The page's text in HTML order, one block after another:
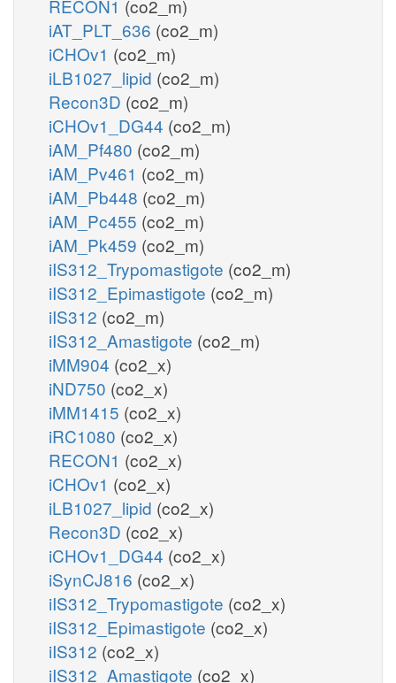
RECON1 (co2_m)
iAT_PLT_636 (co2_m)
iCHOv1 (co2_m)
iLB1027_lipid (co2_m)
Recon3D (co2_m)
iCHOv1_DG44 (co2_m)
iAM_Pf480 (co2_m)
iAM_Pv461 (co2_m)
iAM_Pb448 (co2_m)
iAM_Pc455 (co2_m)
iAM_Pk459 (co2_m)
iIS312_Trypomastigote (co2_m)
iIS312_Epimastigote (co2_m)
iIS312 (co2_m)
iIS312_Amastigote (co2_m)
iMM904 (co2_x)
iND750 (co2_x)
iMM1415 (co2_x)
iRC1080 (co2_x)
RECON1 (co2_x)
iCHOv1 (co2_x)
iLB1027_lipid (co2_x)
Recon3D (co2_x)
iCHOv1_DG44 (co2_x)
iSynCJ816 (co2_x)
iIS312_Trypomastigote (co2_x)
iIS312_Epimastigote (co2_x)
iIS312 (co2_x)
iIS312_Amastigote (co2_x)